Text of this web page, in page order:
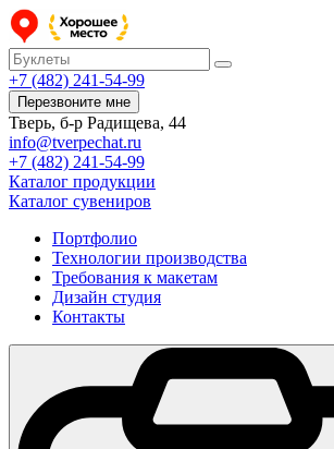
+7 (482) 241-54-99
Перезвоните мне
Тверь, б-р Радищева, 44
info@tverpechat.ru
+7 (482) 241-54-99
Каталог продукции
Каталог сувениров
Портфолио
Технологии производства
Требования к макетам
Дизайн студия
Контакты